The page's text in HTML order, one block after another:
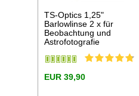
TS-Optics 1,25"
Barlowlinse 2 x für
Beobachtung und
Astrofotografie
EUR 39,90